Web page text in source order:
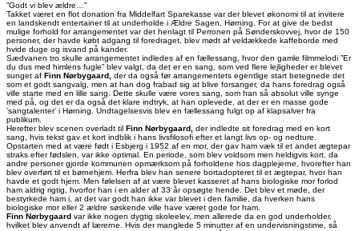
”Godt vi blev ældre…”
Takket været en flot donation fra Middelfart Sparekasse var der blevet økonomi til at invitere
en landskendt entertainer til at underholde i Ældre Sagen, Hørning. For at give de bedst
mulige forhold for arrangementet var det henlagt til Perronen på Sønderskovvej, hvor de 150
personer, der havde købt adgang til foredraget, blev mødt af veldækkede kaffeborde med
hvide duge og isvand på kander.
Sædvanen tro skulle arrangementet indledes af en fællessang, hvor den gamle filmmelodi ”Er
du dus med himlens fugle” blev valgt, da det er en sang, som ved flere lejligheder er blevet
sunget af Finn Nørbygaard, der da også før arrangementets egentlige start betegnede det
som et godt sangvalg, men at han dog frabad sig at blive forsanger, da hans foredrag også
ville starte med en lille sang. Dette skulle være vores sang, som han så absolut ville synge
med på, og det er da også det klare indtryk, at han oplevede, at der er en masse gode
’sangtalenter’ i Hørning. Undtagelsesvis blev en fællessang fulgt op af klapsalver fra
publikum.
Herefter blev scenen overladt til Finn Nørbygaard, der indledte sit foredrag med en kort
sang, hvis tekst gav et kort indblik i hans livsfilosofi efter et langt livs op- og nedture.
Opstarten med at være født i Esbjerg i 1952 af en mor, der gav ham væk til et andet ægtepar
straks efter fødslen, var ikke optimal. En periode, som blev voldsom men heldigvis kort, da
andre personer gjorde kommunen opmærksom på forholdene hos dagplejerne, hvorefter han
blev overført til et børnehjem. Herfra blev han senere bortadopteret til et ægtepar, hvor han
havde et godt hjem. Men følelsen af at være blevet kasseret af hans biologiske mor forlod
ham aldrig rigtig, hvorfor han i en alder af 33 år opsøgte hende. Det blev et møde, der
bestyrkede ham i, at det var godt han ikke var blevet i den familie, da hverken hans
biologiske mor eller 2 ældre søskende ville have været gode for ham.
Finn Nørbygaard var ikke nogen dygtig skoleelev, men allerede da en god underholder,
hvilket blev anvendt af lærerne. Hvis der manglede 5 minutter af en undervisningstime, så